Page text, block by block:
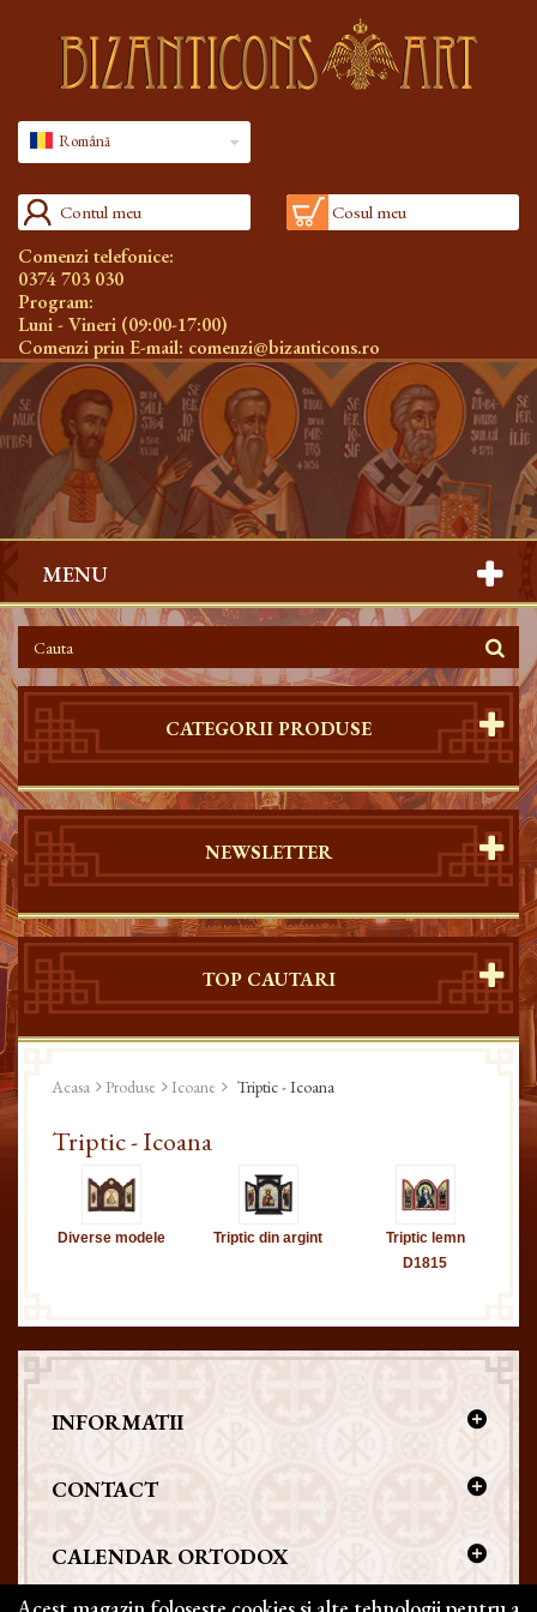
Română
Contul meu Cosul meu
Comenzi telefonice:
0374 703 030
Program:
Luni - Vineri (09:00-17:00)
Comenzi prin E-mail: comenzi@bizanticons.ro
MENU
CATEGORII PRODUSE
NEWSLETTER
TOP CAUTARI
Acasa Produse Icoane Triptic - Icoana
Triptic - Icoana
Diverse modele Triptic din argint
Triptic lemn
D1815
INFORMATII
CONTACT
CALENDAR ORTODOX